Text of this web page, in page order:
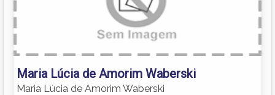
Maria Lúcia de Amorim Waberski
Maria Lúcia de Amorim Waberski